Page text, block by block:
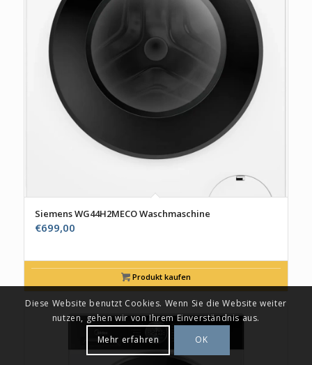
Siemens WG44H2MECO Waschmaschine
€699,00
Produkt kaufen
Diese Website benutzt Cookies. Wenn Sie die Website weiter
nutzen, gehen wir von Ihrem Einverständnis aus.
Mehr erfahren
OK